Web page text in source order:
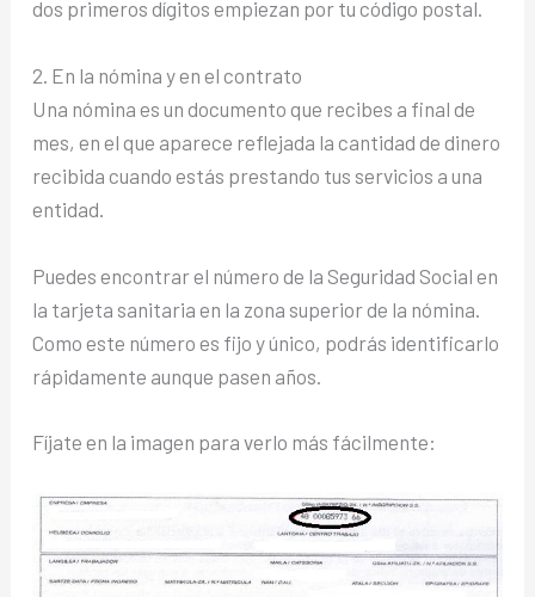
dos primeros dígitos empiezan por tu código postal.
2. En la nómina y en el contrato
Una nómina es un documento que recibes a final de
mes, en el que aparece reflejada la cantidad de dinero
recibida cuando estás prestando tus servicios a una
entidad.
Puedes encontrar el número de la Seguridad Social en
la tarjeta sanitaria en la zona superior de la nómina.
Como este número es fijo y único, podrás identificarlo
rápidamente aunque pasen años.
Fíjate en la imagen para verlo más fácilmente: